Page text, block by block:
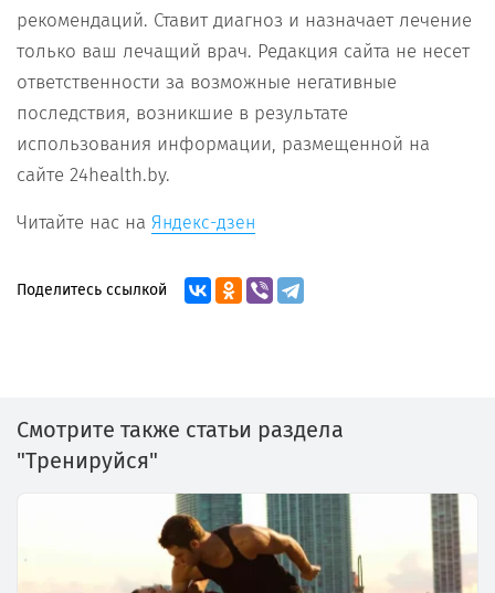
рекомендаций. Ставит диагноз и назначает лечение
только ваш лечащий врач. Редакция сайта не несет
ответственности за возможные негативные
последствия, возникшие в результате
использования информации, размещенной на
сайте 24health.by.
Читайте нас на Яндекс-дзен
Поделитесь ссылкой
Смотрите также статьи раздела
"Тренируйся"